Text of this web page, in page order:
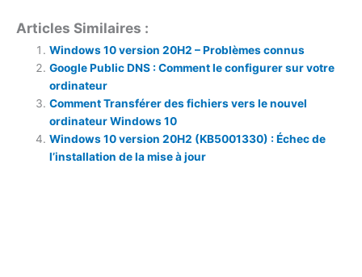
Articles Similaires :
Windows 10 version 20H2 – Problèmes connus
Google Public DNS : Comment le configurer sur votre
ordinateur
Comment Transférer des fichiers vers le nouvel
ordinateur Windows 10
Windows 10 version 20H2 (KB5001330) : Échec de
l’installation de la mise à jour